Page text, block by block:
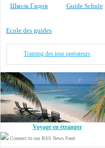
Школа Гидов Guide Schule
Ecole des guides
Training des tour opérateurs
Voyage en étranger
Connect to our RSS News Feed